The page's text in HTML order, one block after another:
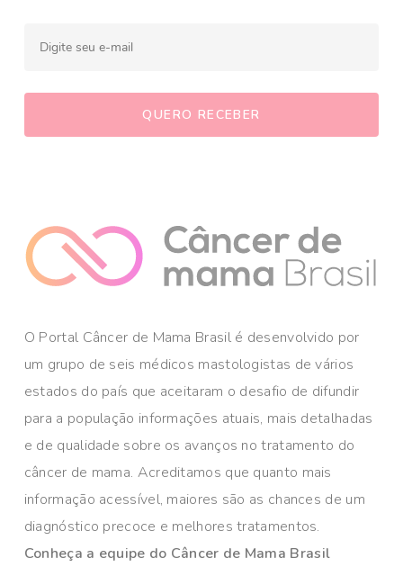
O Portal Câncer de Mama Brasil é desenvolvido por
um grupo de seis médicos mastologistas de vários
estados do país que aceitaram o desafio de difundir
para a população informações atuais, mais detalhadas
e de qualidade sobre os avanços no tratamento do
câncer de mama. Acreditamos que quanto mais
informação acessível, maiores são as chances de um
diagnóstico precoce e melhores tratamentos.
Conheça a equipe do Câncer de Mama Brasil